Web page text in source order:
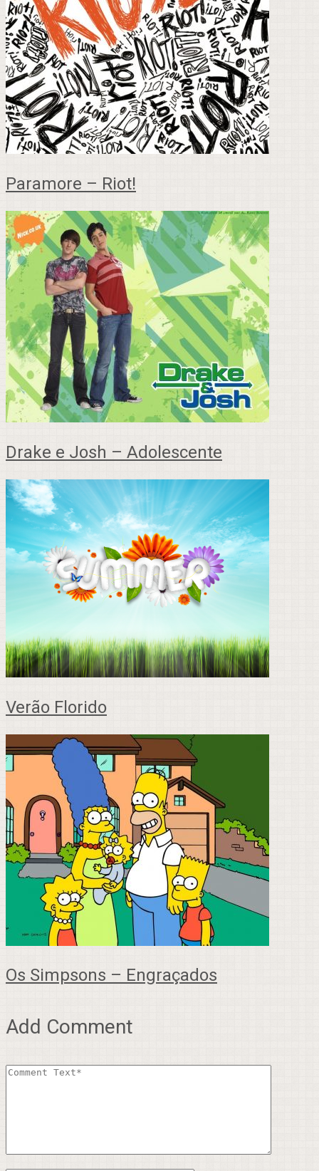
Paramore – Riot!
Drake e Josh – Adolescente
Verão Florido
Os Simpsons – Engraçados
Add Comment